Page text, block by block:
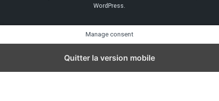
WordPress
Manage consent
Quitter la version mobile